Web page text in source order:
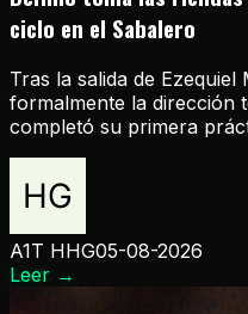
ciclo en el Sabalero
Tras la salida de
formalmente la dirección
completó su primera
A1T HHG05-08-2026
Leer →